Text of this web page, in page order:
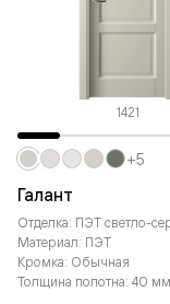
1421
Галант
Отделка: ПЭТ светло-
Материал: ПЭТ
Кромка: Обычная
Толщина полотна: 40 мм
+5